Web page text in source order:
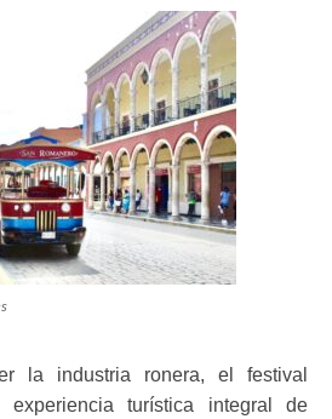
la industria ronera, el festival
experiencia turística integral de